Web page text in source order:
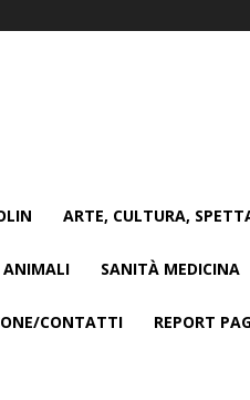
ARTE, CULTURA,
ANIMALI SANITÀ MEDICINA
CONTATTI REPORT